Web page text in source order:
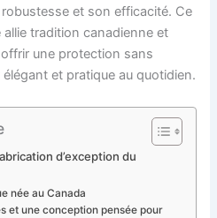
et son efficacité. Ce
tradition canadienne et
une protection sans
et pratique au quotidien.
d’exception du
née au Canada
et une conception pensée pour